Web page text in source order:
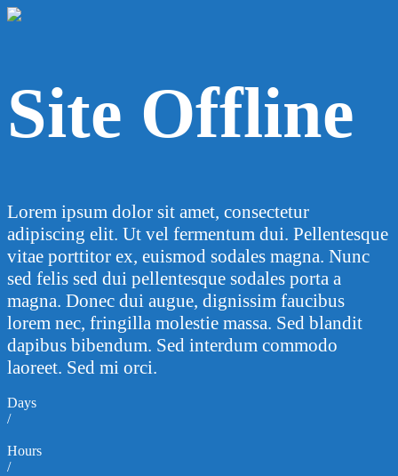
Site Offline
Lorem ipsum dolor sit amet, consectetur
adipiscing elit. Ut vel fermentum dui. Pellentesque
vitae porttitor ex, euismod sodales magna. Nunc
sed felis sed dui pellentesque sodales porta a
magna. Donec dui augue, dignissim faucibus
lorem nec, fringilla molestie massa. Sed blandit
dapibus bibendum. Sed interdum commodo
laoreet. Sed mi orci.
Days
/
Hours
/